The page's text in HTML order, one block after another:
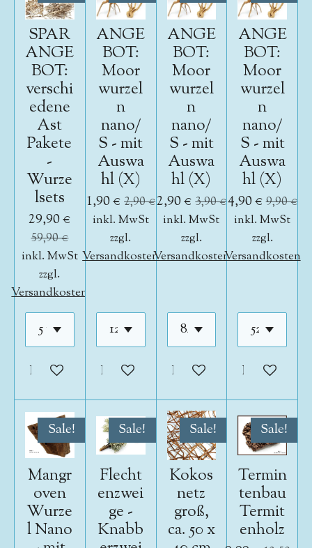
SPAR
ANGE
BOT:
verschi
edene
Ast
Pakete
-
Wurze
lsets
29,90 €
59,90 €
inkl. MwSt
zzgl.
Versandkosten
In den Warenkorb
ANGE
BOT:
Moor
wurzel
n
nano/
S - mit
Auswa
hl (X)
1,90 € 2,90 €
inkl. MwSt
zzgl.
Versandkosten
In den Warenkorb
ANGE
BOT:
Moor
wurzel
n
nano/
S - mit
Auswa
hl (X)
2,90 € 3,90 €
inkl. MwSt
zzgl.
Versandkosten
In den Warenkorb
ANGE
BOT:
Moor
wurzel
n
nano/
S - mit
Auswa
hl (X)
4,90 €9,90 €
inkl. MwSt
zzgl.
Versandkosten
In den
Sale!
Mangr
oven
Wurze
l Nano
Sale!
Flecht
enzwei
ge -
Knabb
Sale!
Kokos
netz
groß,
ca. 50 x
Sale!
Termin
tenbau
Termit
enholz